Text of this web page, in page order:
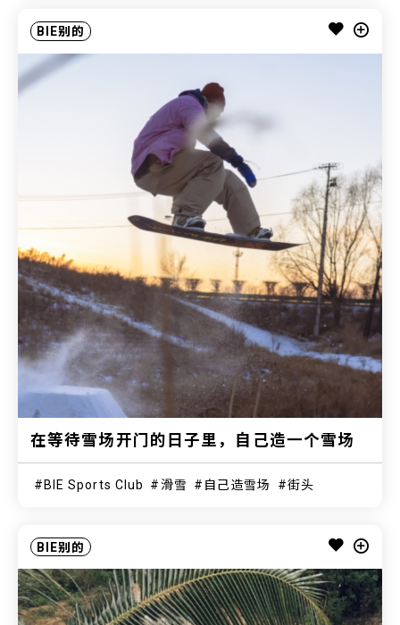
BIE别的
在等待雪场开门的日子里，自己造一个雪场
BIE Sports Club 滑雪 自己造雪场 街头
BIE别的